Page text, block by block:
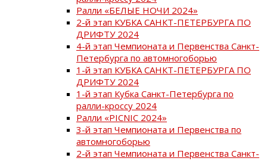
Ралли «БЕЛЫЕ НОЧИ 2024»
2-й этап КУБКА САНКТ-ПЕТЕРБУРГА ПО
ДРИФТУ 2024
4-й этап Чемпионата и Первенства Санкт-
Петербурга по автомногоборью
1-й этап КУБКА САНКТ-ПЕТЕРБУРГА ПО
ДРИФТУ 2024
1-й этап Кубка Санкт-Петербурга по
ралли-кроссу 2024
Ралли «PICNIC 2024»
3-й этап Чемпионата и Первенства по
автомногоборью
2-й этап Чемпионата и Первенства Санкт-